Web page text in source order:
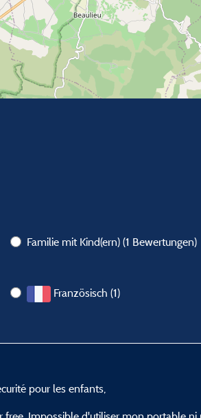
Familie mit Kind(ern) (1 Bewertungen)
Französisch (1)
pour les enfants,